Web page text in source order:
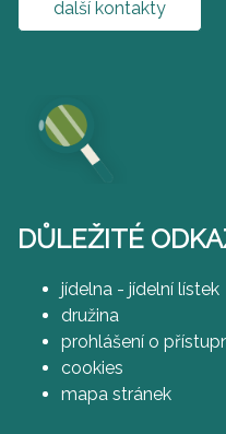
další kontakty
DŮLEŽITÉ
jídelna - jídelní lístek
družina
prohlášení o
cookies
mapa stránek